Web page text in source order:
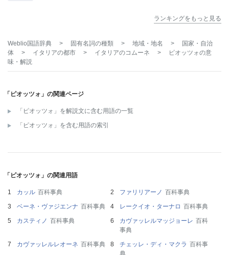
ランキングをもっと見る
Weblio国語辞典 > 固有名詞の種類 > 地域・地名 >
国家・自治
体
> イタリアの都市 > イタリアのコムーネ > ピオッツォの意
味・解説
「ピオッツォ」の関連ページ
「ピオッツォ」を解説文に含む用語の一覧
「ピオッツォ」を含む用語の索引
「ピオッツォ」の関連用語
カッル 百科事典 ファリリアーノ 百科事典
ベーネ・ヴァジエンナ 百科事典 レークイオ・ターナロ 百科事典
カスティノ 百科事典 カヴァッレルマッジョーレ 百科
事典
カヴァッレルレオーネ 百科事典 チェッレ・ディ・マクラ 百科事